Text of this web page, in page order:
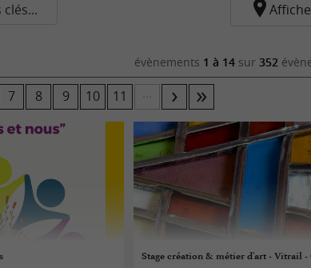
évènements 1 à 14 sur 352
7 8 9 10 11
Stage création & métier d'art - Vitrail -